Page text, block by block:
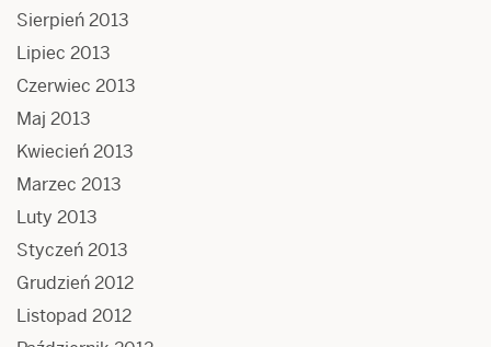
Sierpień 2013
Lipiec 2013
Czerwiec 2013
Maj 2013
Kwiecień 2013
Marzec 2013
Luty 2013
Styczeń 2013
Grudzień 2012
Listopad 2012